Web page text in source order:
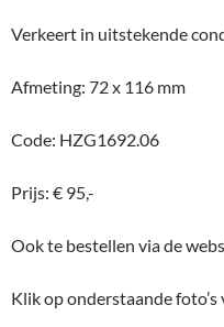
Verkeert in uitstekende
Afmeting: 72 x 116 mm
Code: HZG1692.06
Prijs: € 95,-
Ook te bestellen via de
Klik op onderstaande